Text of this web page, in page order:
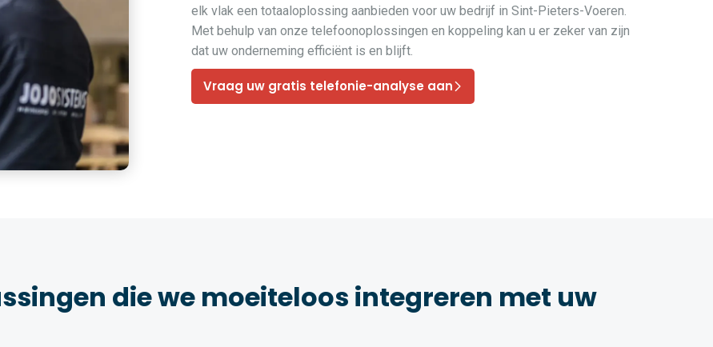
elk vlak een totaaloplossing aanbieden voor uw bedrijf in Sint-Pieters-Voeren.
Met behulp van onze telefoonoplossingen en koppeling kan u er zeker van zijn
dat uw onderneming efficiënt is en blijft.
Vraag uw gratis telefonie-analyse aan
die we moeiteloos integreren met uw